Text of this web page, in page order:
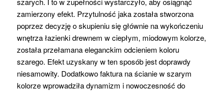
zamierzony efekt. Przytulność jaka została stworzona
poprzez decyzję o skupieniu się głównie na wykończeniu
wnętrza łazienki drewnem w ciepłym, miodowym kolorze,
została przełamana eleganckim odcieniem koloru
szarego. Efekt uzyskany w ten sposób jest doprawdy
niesamowity. Dodatkowo faktura na ścianie w szarym
kolorze wprowadziła dynamizm i nowoczesność do